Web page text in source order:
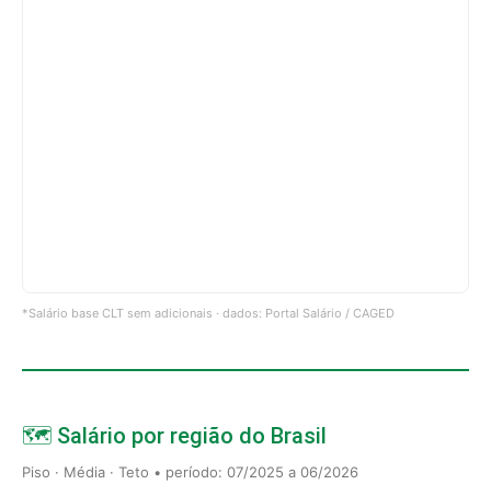
*Salário base CLT sem adicionais · dados: Portal Salário / CAGED
🗺️ Salário por região do Brasil
Piso · Média · Teto • período: 07/2025 a 06/2026